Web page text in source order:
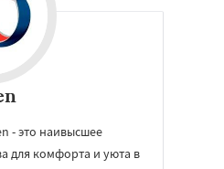
- это наивысшее
для комфорта и уюта в